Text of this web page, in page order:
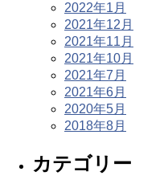
2022年1月
2021年12月
2021年11月
2021年10月
2021年7月
2021年6月
2020年5月
2018年8月
カテゴリー